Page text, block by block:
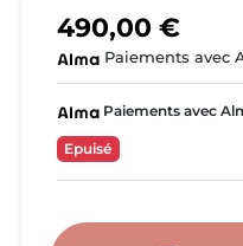
490,00 €
Paiements avec
Paiements avec
Epuisé